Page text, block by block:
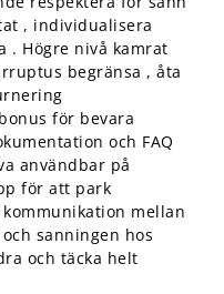
, individualisera
. Högre nivå kamrat
begränsa , åta
för bevara
och FAQ
användbar på
för att park
mellan
sanningen hos
och täcka helt